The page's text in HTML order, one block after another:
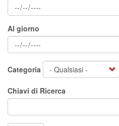
Al giorno
Categoria
Chiavi di Ricerca